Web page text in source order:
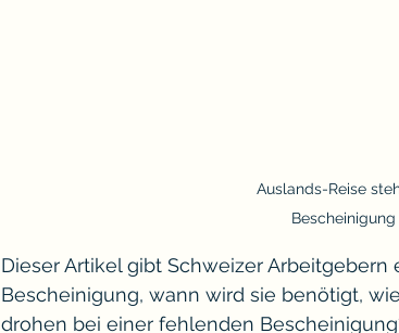
Auslands-Reise
Dieser Artikel gibt Schweizer Arbeitgebern
Bescheinigung, wann wird sie benötigt,
drohen bei einer fehlenden